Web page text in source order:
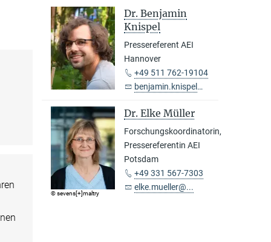
Dr. Benjamin
Knispel
Pressereferent AEI
Hannover
+49 511 762-19104
benjamin.knispel@...
© sevens[+]maltry
Dr. Elke Müller
Forschungskoordinatorin,
Pressereferentin AEI
Potsdam
+49 331 567-7303
elke.mueller@...